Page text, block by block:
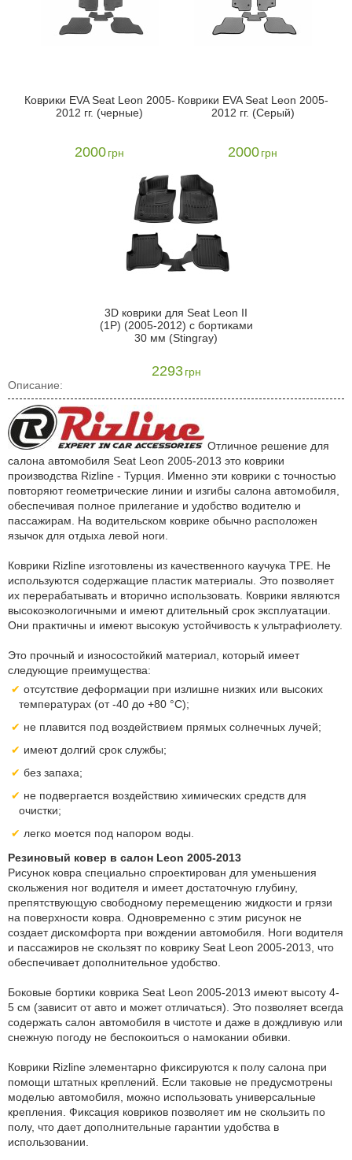
Коврики EVA Seat Leon 2005-
2012 гг. (черные)
2000грн
Коврики EVA Seat Leon 2005-
2012 гг. (Серый)
2000грн
3D коврики для Seat Leon II
(1P) (2005-2012) с бортиками
30 мм (Stingray)
2293 грн
Описание:
Отличное решение для
салона автомобиля Seat Leon 2005-2013 это коврики
производства Rizline - Турция. Именно эти коврики с точностью
повторяют геометрические линии и изгибы салона автомобиля,
обеспечивая полное прилегание и удобство водителю и
пассажирам. На водительском коврике обычно расположен
язычок для отдыха левой ноги.
Коврики Rizline изготовлены из качественного каучука TPE. Не
используются содержащие пластик материалы. Это позволяет
их перерабатывать и вторично использовать. Коврики являются
высокоэкологичными и имеют длительный срок эксплуатации.
Они практичны и имеют высокую устойчивость к ультрафиолету.
Это прочный и износостойкий материал, который имеет
следующие преимущества:
отсутствие деформации при излишне низких или высоких
температурах (от -40 до +80 °С);
не плавится под воздействием прямых солнечных лучей;
имеют долгий срок службы;
без запаха;
не подвергается воздействию химических средств для
очистки;
легко моется под напором воды.
Резиновый ковер в салон Leon 2005-2013
Рисунок ковра специально спроектирован для уменьшения
скольжения ног водителя и имеет достаточную глубину,
препятствующую свободному перемещению жидкости и грязи
на поверхности ковра. Одновременно с этим рисунок не
создает дискомфорта при вождении автомобиля. Ноги водителя
и пассажиров не скользят по коврику Seat Leon 2005-2013, что
обеспечивает дополнительное удобство.
Боковые бортики коврика Seat Leon 2005-2013 имеют высоту 4-
5 см (зависит от авто и может отличаться). Это позволяет всегда
содержать салон автомобиля в чистоте и даже в дождливую или
снежную погоду не беспокоиться о намокании обивки.
Коврики Rizline элементарно фиксируются к полу салона при
помощи штатных креплений. Если таковые не предусмотрены
моделью автомобиля, можно использовать универсальные
крепления. Фиксация ковриков позволяет им не скользить по
полу, что дает дополнительные гарантии удобства в
использовании.